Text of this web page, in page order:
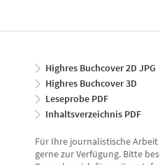
Highres Buchcover 2D JPG
Highres Buchcover 3D
Leseprobe PDF
Inhaltsverzeichnis PDF
Für Ihre journalistische
gerne zur Verfügung. Bitte